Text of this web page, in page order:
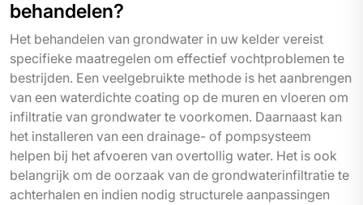
behandelen?
Het behandelen van grondwater in uw kelder vereist
specifieke maatregelen om effectief vochtproblemen te
bestrijden. Een veelgebruikte methode is het aanbrengen
van een waterdichte coating op de muren en vloeren om
infiltratie van grondwater te voorkomen. Daarnaast kan
het installeren van een drainage- of pompsysteem
helpen bij het afvoeren van overtollig water. Het is ook
belangrijk om de oorzaak van de grondwaterinfiltratie te
achterhalen en indien nodig structurele aanpassingen